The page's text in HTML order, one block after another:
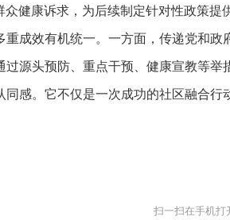
健康诉求，为后续制定针对性政策提
效有机统一。一方面，传递党和政
源头预防、重点干预、健康宣教等
感。它不仅是一次成功的社区融合
扫一扫在手机打